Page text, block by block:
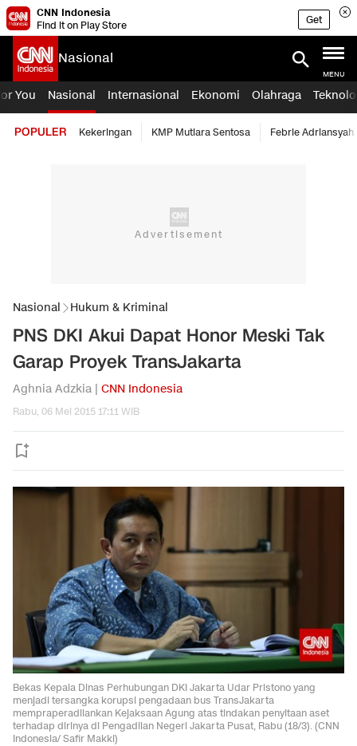
CNN Indonesia
Find it on Play Store
Get
Nasional
MENU
You Nasional Internasional Ekonomi Olahraga
POPULER Kekeringan KMP Mutiara Sentosa Febrie Adriansyah
Nasional Hukum & Kriminal
PNS DKI Akui Dapat Honor Meski Tak
Garap Proyek TransJakarta
Aghnia Adzkia | CNN Indonesia
Rabu, 06 Mei 2015 17:11 WIB
Bekas Kepala Dinas Perhubungan DKI Jakarta Udar Pristono yang
menjadi tersangka korupsi pengadaan bus TransJakarta
mempraperadilankan Kejaksaan Agung atas tindakan penyitaan aset
terhadap dirinya di Pengadilan Negeri Jakarta Pusat, Rabu (18/3). (CNN
Indonesia/ Safir Makki)